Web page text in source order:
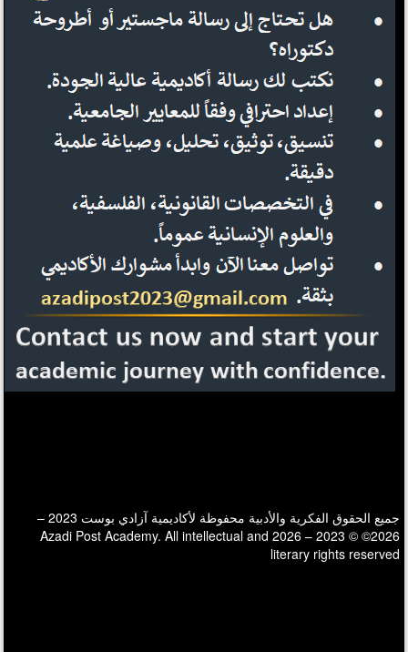
جميع الحقوق الفكرية والأدبية محفوظة لأكاديمية آزادي بوست 2023 –
2026© © 2023 – 2026 Azadi Post Academy. All intellectual and
literary rights reserved